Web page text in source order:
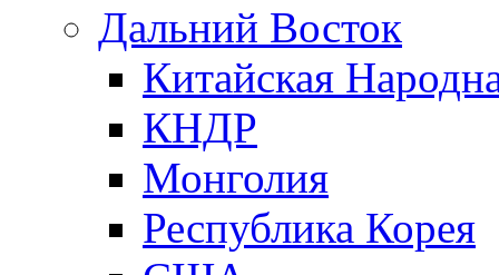
Дальний Восток
Китайская
КНДР
Монголия
Республика Корея